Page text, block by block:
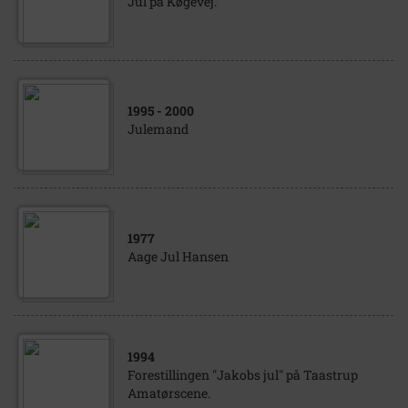
1995 - 2000
Julemand
1977
Aage Jul Hansen
1994
Forestillingen "Jakobs jul" på Taastrup
Amatørscene.